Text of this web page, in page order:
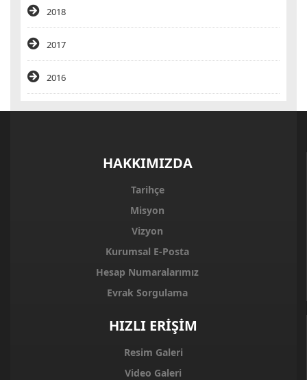
2018
2017
2016
HAKKIMIZDA
Tarihçe
Misyon
Vizyon
Kurumsal E-Posta
Hesap Numaralarımız
Evrak Sorgulama
HIZLI ERİŞİM
Resim Galeri
Video Galeri